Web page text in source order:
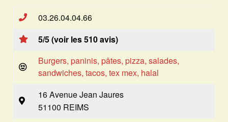
03.26.04.04.66
5/5 (voir les 510 avis)
Burgers, paninis, pâtes, pizza, salades,
sandwiches, tacos, tex mex, halal
16 Avenue Jean Jaures
51100 REIMS